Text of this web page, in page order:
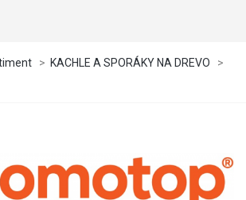
> KACHLE A SPORÁKY NA DREVO
>